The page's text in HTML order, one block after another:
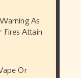
As
Attain
Or